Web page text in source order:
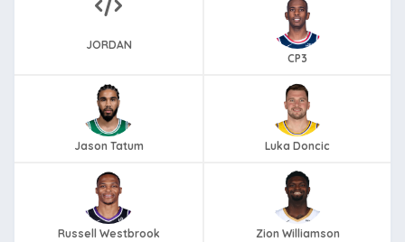
JORDAN
CP3
Jason Tatum Luka Doncic
Russell Westbrook Zion Williamson